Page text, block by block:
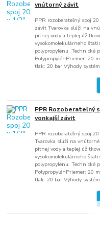
vnútorný závit
PPR rozoberateľný spoj
závit Tvarovka slúži na
pitnej vody a teplej
vysokomolekulárneho
polypropylénu. Technické
PolypropylénPriemer: 20
tlak: 20 bar Výhody
PPR Rozoberateľný
vonkajší závit
PPR rozoberateľný spoj
Tvarovka slúži na
pitnej vody a teplej
vysokomolekulárneho
polypropylénu. Technické
PolypropylénPriemer: 20
tlak: 20 bar Výhody